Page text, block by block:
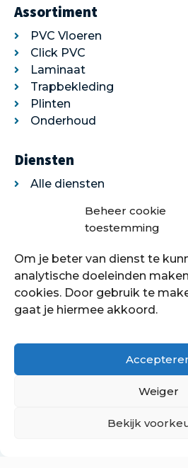
Beheer cookie
toestemming
Om je beter van dienst te
analytische doeleinden
cookies. Door gebruik te
gaat je hiermee akkoord.
Weiger
Bekijk
Assortiment
PVC Vloeren
Click PVC
Laminaat
Trapbekleding
Plinten
Onderhoud
Diensten
Alle diensten
Egaliseren
Traprenovatie
Over ons
Over ons
Showroom
Offerte aanvragen
Copyright © 2021 - 2022
Hoe kan ik je